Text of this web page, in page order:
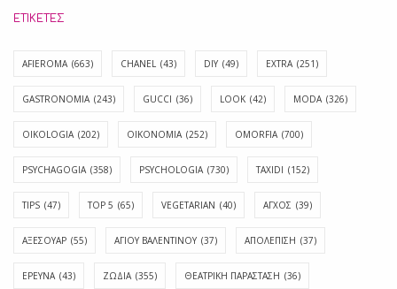
ΕΤΙΚΈΤΕΣ
AFIEROMA (663) CHANEL (43) DIY (49) EXTRA (251)
GASTRONOMIA (243) GUCCI (36) LOOK (42) MODA (326)
OIKOLOGIA (202) OIKONOMIA (252) OMORFIA (700)
PSYCHAGOGIA (358) PSYCHOLOGIA (730) TAXIDI (152)
TIPS (47) TOP 5 (65) VEGETARIAN (40) ΑΓΧΟΣ (39)
ΑΞΕΣΟΥΑΡ (55) ΑΓΊΟΥ ΒΑΛΕΝΤΊΝΟΥ (37) ΑΠΟΛΈΠΙΣΗ (37)
ΕΡΕΥΝΑ (43) ΖΩΔΙΑ (355) ΘΕΑΤΡΙΚΗ ΠΑΡΑΣΤΑΣΗ (36)